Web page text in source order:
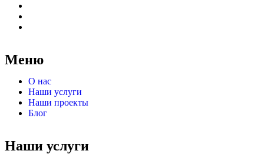
Меню
О нас
Наши услуги
Наши проекты
Блог
Наши услуги